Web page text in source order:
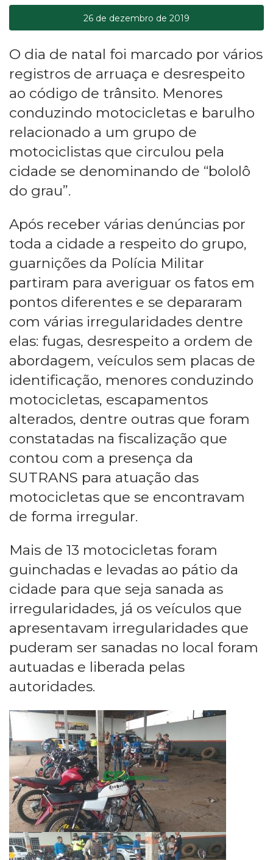
26 de dezembro de 2019
O dia de natal foi marcado por vários
registros de arruaça e desrespeito
ao código de trânsito. Menores
conduzindo motocicletas e barulho
relacionado a um grupo de
motociclistas que circulou pela
cidade se denominando de “bololô
do grau”.
Após receber várias denúncias por
toda a cidade a respeito do grupo,
guarnições da Polícia Militar
partiram para averiguar os fatos em
pontos diferentes e se depararam
com várias irregularidades dentre
elas: fugas, desrespeito a ordem de
abordagem, veículos sem placas de
identificação, menores conduzindo
motocicletas, escapamentos
alterados, dentre outras que foram
constatadas na fiscalização que
contou com a presença da
SUTRANS para atuação das
motocicletas que se encontravam
de forma irregular.
Mais de 13 motocicletas foram
guinchadas e levadas ao pátio da
cidade para que seja sanada as
irregularidades, já os veículos que
apresentavam irregularidades que
puderam ser sanadas no local foram
autuadas e liberada pelas
autoridades.